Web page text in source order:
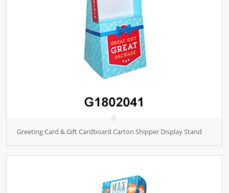
Greeting Card & Gift Cardboard Carton Shipper Display Stand